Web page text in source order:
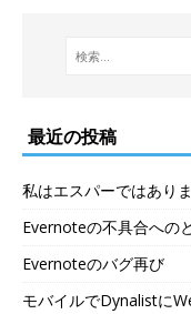
最近の投稿
私はエスパーではありま
Evernoteの不具合への
Evernoteのバグ再び
モバイルでDynalistに